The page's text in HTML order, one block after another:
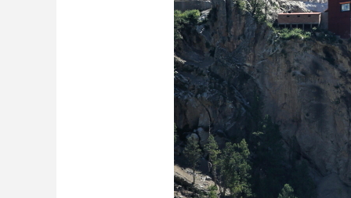
直播 节目单 栏目 片库